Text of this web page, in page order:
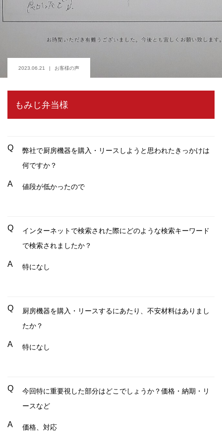
2023.06.21 お客様の声
もみじ弁当様
Q
弊社で厨房機器を購入・リースしようと思われたきっかけは
何ですか？
A 値段が低かったので
Q
インターネットで検索された際にどのような検索キーワード
で検索されましたか？
A 特になし
Q
厨房機器を購入・リースするにあたり、不安材料はありまし
たか？
A 特になし
Q
今回特に重要視した部分はどこでしょうか？価格・納期・リ
ースなど
A 価格、対応